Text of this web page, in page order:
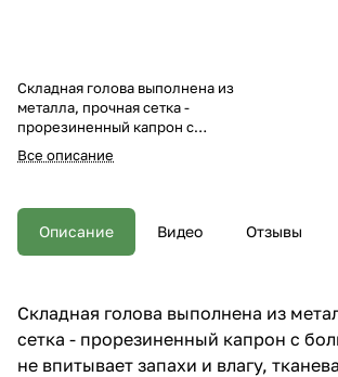
Складная голова выполнена из
металла, прочная сетка -
прорезиненный капрон с
большой ячейкой, не впитывает
запахи и влагу, тканевая каемка
распределения нагрузки на
обод. Надежная толстая
лучшего удержания. Усиленное
место крепления ручки и
головы с фиксацией,
Все описание
Описание Видео Отзывы
Складная голова выполнена из
сетка - прорезиненный капрон с
не впитывает запахи и влагу,